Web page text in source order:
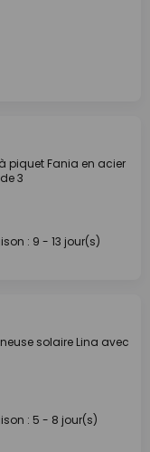
piquet Fania en acier
3
: 9 - 13 jour(s)
solaire Lina avec
: 5 - 8 jour(s)